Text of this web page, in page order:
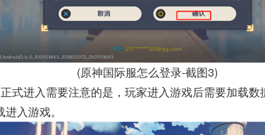
(原神国际服怎么登录-截图3)
式进入需要注意的是，玩家进入游戏后需要加载
入游戏。